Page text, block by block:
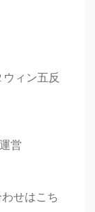
ィン五反
営
せはこち